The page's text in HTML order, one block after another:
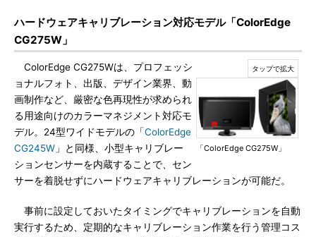
ハードウェアキャリブレーション対応モデル「ColorEdge
CG275W」
「ColorEdge CG275W」
ColorEdge CG275Wは、プロフェッシ
ョナルフォト、出版、デザイン業界、動
画制作など、厳密な色再現性が求められ
る用途向けのカラーマネジメント対応モ
デル。24型ワイドモデルの「ColorEdge
CG245W 」と同様、小型キャリブレー
ションセンサーを内蔵することで、セン
サーを着脱せずにハードウェアキャリブレーションが可能だ。
事前に設定しておいたタイミングでキャリブレーションを自動
実行するため、定期的なキャリブレーション作業を行う管理コス